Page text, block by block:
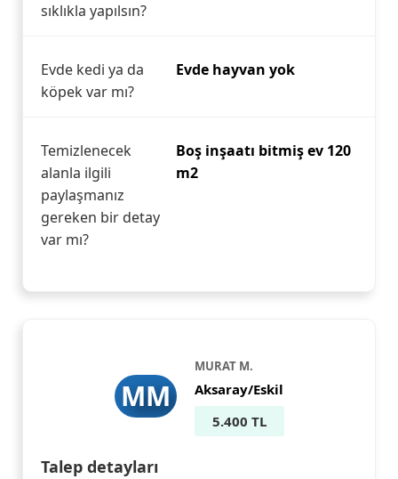
sıklıkla yapılsın?
Evde kedi ya da
köpek var mı?
Evde hayvan yok
Temizlenecek
alanla ilgili
paylaşmanız
gereken bir detay
var mı?
Boş inşaatı bitmiş ev 120
m2
MM
MURAT M.
Aksaray/Eskil
5.400 TL
Talep detayları